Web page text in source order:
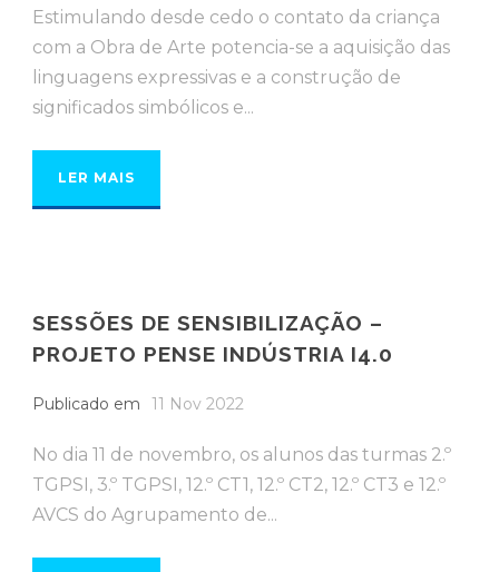
Estimulando desde cedo o contato da criança
com a Obra de Arte potencia-se a aquisição das
linguagens expressivas e a construção de
significados simbólicos e...
LER MAIS
SESSÕES DE SENSIBILIZAÇÃO –
PROJETO PENSE INDÚSTRIA I4.0
Publicado em 11 Nov 2022
No dia 11 de novembro, os alunos das turmas 2.º
TGPSI, 3.º TGPSI, 12.º CT1, 12.º CT2, 12.º CT3 e 12.º
AVCS do Agrupamento de...